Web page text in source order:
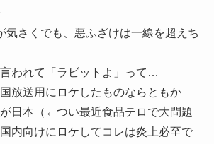
さくでも、悪ふざけは一線を超えち
われて「ラビットよ」って…
放送用にロケしたものならともか
日本（←つい最近食品テロで大問題
内向けにロケしてコレは炎上必至で